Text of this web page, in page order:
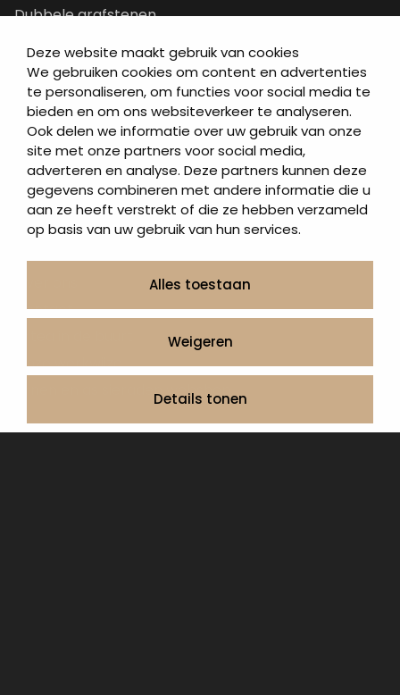
Deze website maakt gebruik van cookies
We gebruiken cookies om content en advertenties
te personaliseren, om functies voor social media te
bieden en om ons websiteverkeer te analyseren.
Ook delen we informatie over uw gebruik van onze
site met onze partners voor social media,
adverteren en analyse. Deze partners kunnen deze
gegevens combineren met andere informatie die u
aan ze heeft verstrekt of die ze hebben verzameld
op basis van uw gebruik van hun services.
Alles toestaan
Weigeren
Details tonen
Dubbele grafstenen
Letterplaten
Grafzerken kopen
Direct naar
Grafstenen
As artikelen
Urngrafmonumenten
Informatie
Contact
Onze werkwijze
Urnen en as sieraden webshop
Volg ons op: